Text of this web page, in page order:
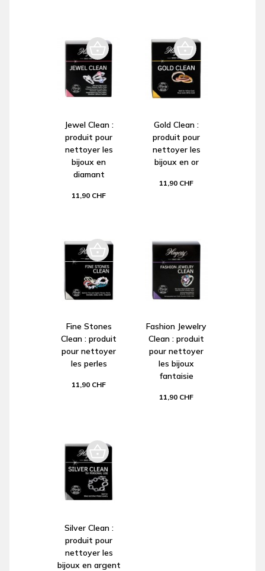
Jewel Clean :
produit pour
nettoyer les
bijoux en
diamant
11,90 CHF
Gold Clean :
produit pour
nettoyer les
bijoux en or
11,90 CHF
Fine Stones
Clean : produit
pour nettoyer
les perles
11,90 CHF
Fashion Jewelry
Clean : produit
pour nettoyer
les bijoux
fantaisie
11,90 CHF
Silver Clean :
produit pour
nettoyer les
bijoux en argent